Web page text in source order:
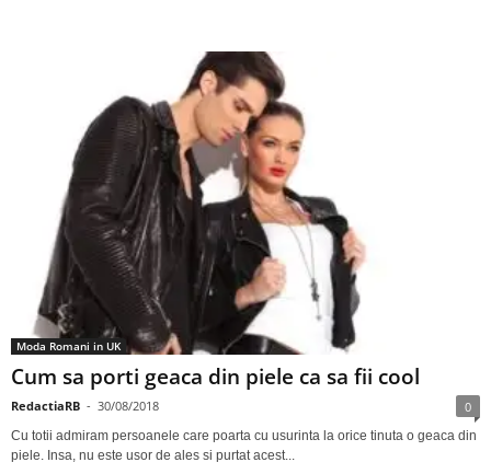
Moda Romani in UK
Cum sa porti geaca din piele ca sa fii cool
RedactiaRB - 30/08/2018 0
Cu totii admiram persoanele care poarta cu usurinta la orice tinuta o geaca din
piele. Insa, nu este usor de ales si purtat acest...